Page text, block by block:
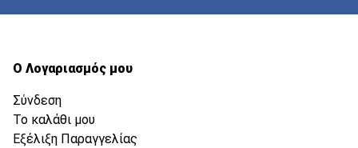
Ο Λογαριασμός μου
Σύνδεση
Το καλάθι μου
Εξέλιξη Παραγγελίας